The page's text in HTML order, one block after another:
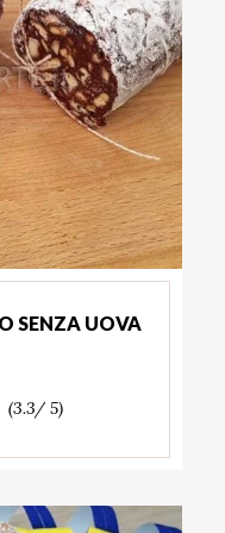
SENZA UOVA
(3.3/ 5)